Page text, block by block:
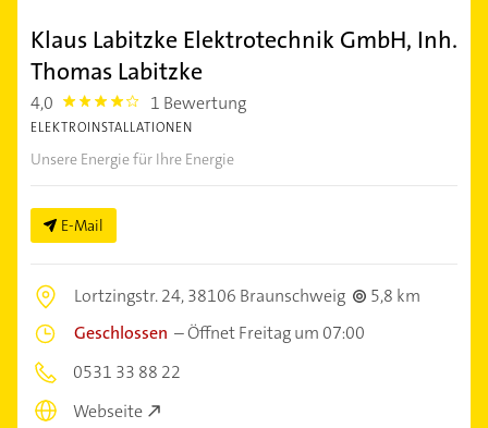
Klaus Labitzke Elektrotechnik GmbH, Inh.
Thomas Labitzke
4,0 4.0 1 Bewertung
ELEKTROINSTALLATIONEN
Unsere Energie für Ihre Energie
E-Mail
Lortzingstr. 24,38106 Braunschweig
5,8 km
Geschlossen –Öffnet Freitag um 07:00
0531 33 88 22
Webseite